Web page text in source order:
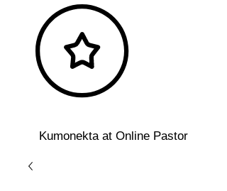
Kumonekta at Online Pastor